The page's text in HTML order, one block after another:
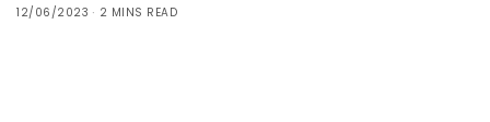
12/06/2023
2 MINS READ